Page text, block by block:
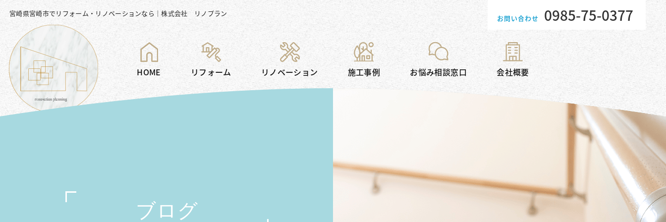
宮崎県宮崎市でリフォーム・リノベーションなら｜株式会社 リノプラン
お問い合わせ 0985-75-0377
HOME リフォーム リノベーション 施工事例 お悩み相談窓口 会社概要
ブログ